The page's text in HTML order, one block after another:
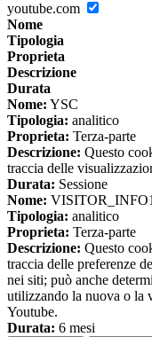
youtube.com
Nome
Tipologia
Proprieta
Descrizione
Durata
Nome: YSC
Tipologia: analitico
Proprieta: Terza-parte
Descrizione: Questo
traccia delle
Durata: Sessione
Nome:
Tipologia: analitico
Proprieta: Terza-parte
Descrizione: Questo
traccia delle preferenze
nei siti; può anche
utilizzando la nuova o la
Youtube.
Durata: 6 mesi